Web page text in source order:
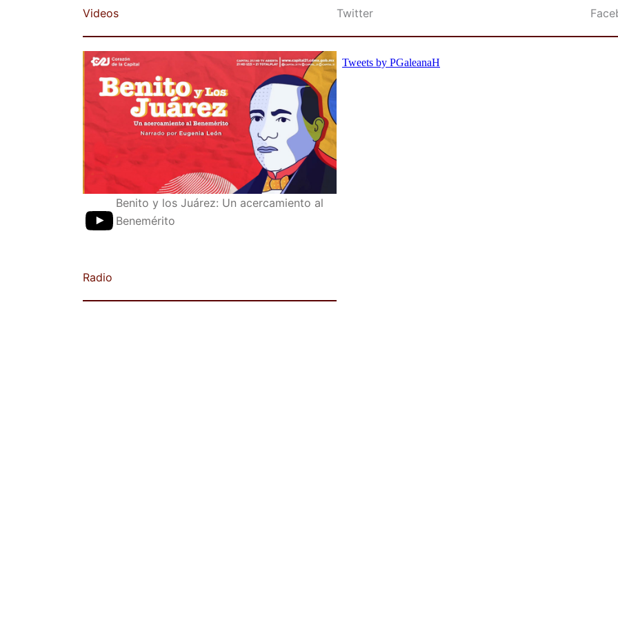
Videos
Benito y los Juárez: Un acercamiento al
Benemérito
Radio
Twitter